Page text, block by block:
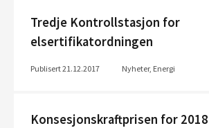
Tredje Kontrollstasjon for
elsertifikatordningen
Publisert 21.12.2017 Nyheter, Energi
Konsesjonskraftprisen for 2018